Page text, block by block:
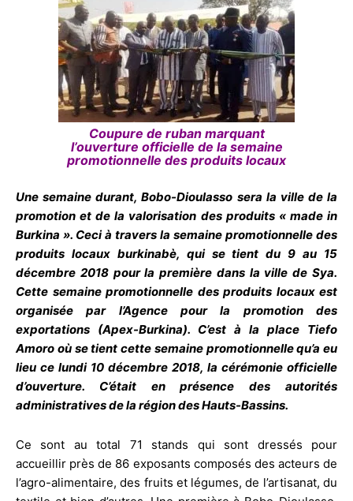
Coupure de ruban marquant
l’ouverture officielle de la semaine
promotionnelle des produits locaux
Une semaine durant, Bobo-Dioulasso sera la ville de la
promotion et de la valorisation des produits « made in
Burkina ». Ceci à travers la semaine promotionnelle des
produits locaux burkinabè, qui se tient du 9 au 15
décembre 2018 pour la première dans la ville de Sya.
Cette semaine promotionnelle des produits locaux est
organisée par l’Agence pour la promotion des
exportations (Apex-Burkina). C’est à la place Tiefo
Amoro où se tient cette semaine promotionnelle qu’a eu
lieu ce lundi 10 décembre 2018, la cérémonie officielle
d’ouverture. C’était en présence des autorités
administratives de la région des Hauts-Bassins.
Ce sont au total 71 stands qui sont dressés pour
accueillir près de 86 exposants composés des acteurs de
l’agro-alimentaire, des fruits et légumes, de l’artisanat, du